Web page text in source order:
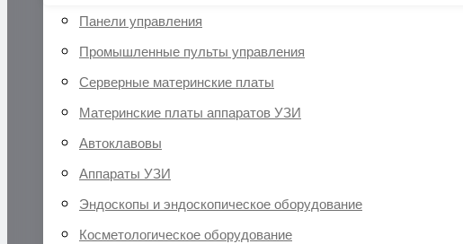
Панели управления
Промышленные пульты управления
Серверные материнские платы
Материнские платы аппаратов УЗИ
Автоклавовы
Аппараты УЗИ
Эндоскопы и эндоскопическое оборудование
Косметологическое оборудование